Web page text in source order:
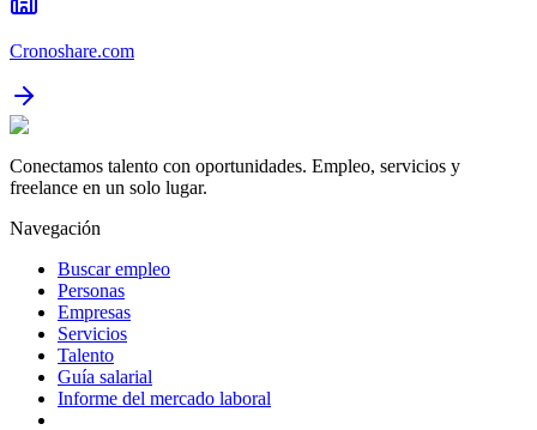
Cronoshare.com
Conectamos talento con oportunidades. Empleo, servicios y
freelance en un solo lugar.
Navegación
Buscar empleo
Personas
Empresas
Servicios
Talento
Guía salarial
Informe del mercado laboral